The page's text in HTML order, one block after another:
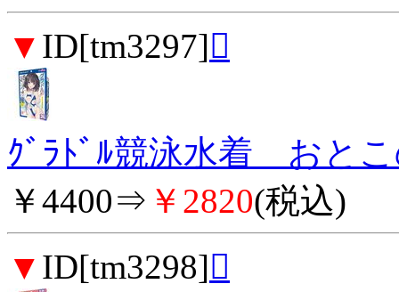
▼ ID[tm3297]
ｸﾞﾗﾄﾞﾙ競泳水着 おと
￥4400⇒ ￥2820(税込)
▼ ID[tm3298]